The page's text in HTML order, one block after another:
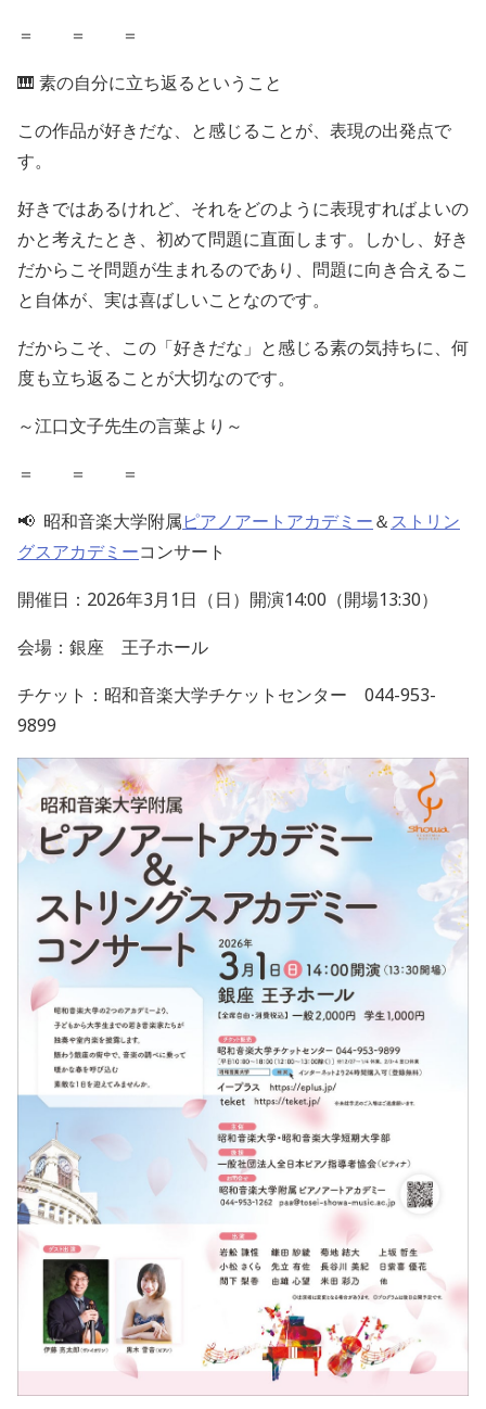
＝ ＝ ＝
🎹 素の自分に立ち返るということ
この作品が好きだな、と感じることが、表現の出発点で
す。
好きではあるけれど、それをどのように表現すればよいの
かと考えたとき、初めて問題に直面します。しかし、好き
だからこそ問題が生まれるのであり、問題に向き合えるこ
と自体が、実は喜ばしいことなのです。
だからこそ、この「好きだな」と感じる素の気持ちに、何
度も立ち返ることが大切なのです。
～江口文子先生の言葉より～
＝ ＝ ＝
📢 昭和音楽大学附属ピアノアートアカデミー＆ストリン
グスアカデミーコンサート
開催日：2026年3月1日（日）開演14:00（開場13:30）
会場：銀座 王子ホール
チケット：昭和音楽大学チケットセンター 044-953-
9899